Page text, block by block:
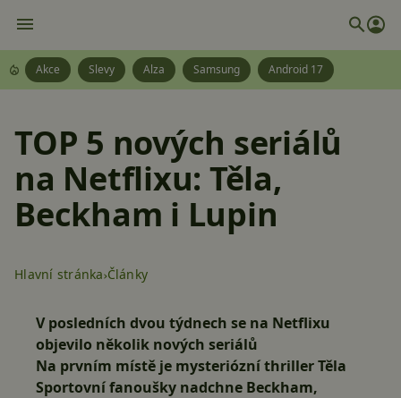
Akce Slevy Alza Samsung Android 17
TOP 5 nových seriálů
na Netflixu: Těla,
Beckham i Lupin
Hlavní stránka Články
V posledních dvou týdnech se na Netflixu
objevilo několik nových seriálů
Na prvním místě je mysteriózní thriller Těla
Sportovní fanoušky nadchne Beckham,